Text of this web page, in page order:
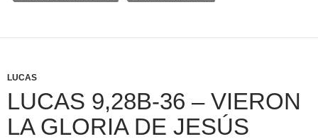
LUCAS
LUCAS 9,28B-36 – VIERON
LA GLORIA DE JESÚS